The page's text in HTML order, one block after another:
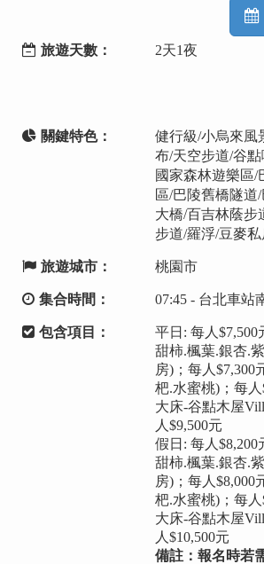
旅遊天數： 2天1夜
關鍵特色：
健行級/小烏來風
布/天空步道/谷
國家森林遊樂區/
區/巴陵舊橋隧道
大橋/百吉林蔭步
步道/羅浮/豆麥
旅遊城市： 桃園市
集合時間： 07:45 - 台北車站
包含項目：
平日: 每人$7,500
甜柿.楓葉.銀杏.
房)；每人$7,300
杷.水蜜桃)；每人
大床-谷點木屋
人$9,500元
假日: 每人$8,200
甜柿.楓葉.銀杏.
房)；每人$8,000
杷.水蜜桃)；每人
大床-谷點木屋
人$10,500元
備註：報名時若